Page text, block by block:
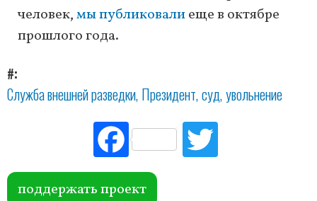
человек,мы публиковалиеще в октябре
прошлого года.
#
Служба внешней разведки Президент суд увольнение
Fac
ebo
ok
поддержать проект